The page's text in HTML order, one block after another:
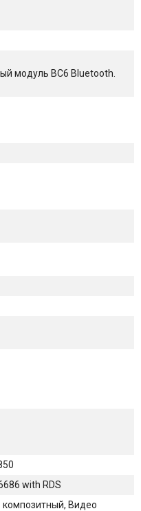
модуль BC6 Bluetooth.
with RDS
Видео